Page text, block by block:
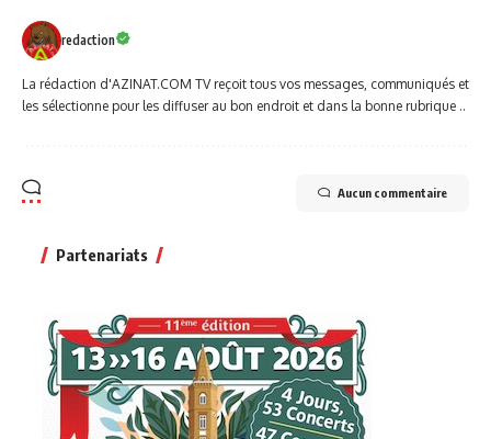
redaction
La rédaction d'AZINAT.COM TV reçoit tous vos messages, communiqués et
les sélectionne pour les diffuser au bon endroit et dans la bonne rubrique ..
Aucun commentaire
Partenariats